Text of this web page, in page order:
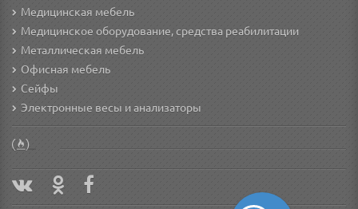
Медицинская мебель
Медицинское оборудование, средства реабилитации
Металлическая мебель
Офисная мебель
Сейфы
Электронные весы и анализаторы